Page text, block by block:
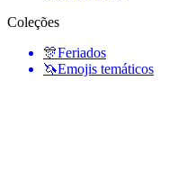
Coleções
🎊Feriados
🦄Emojis temáticos